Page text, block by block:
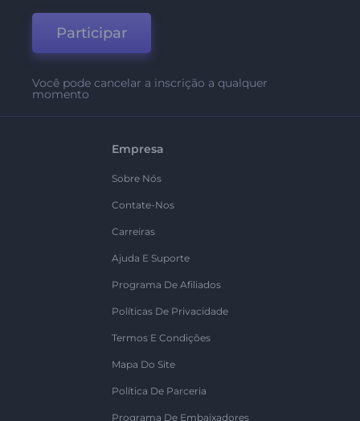
Participar
Você pode cancelar a inscrição a qualquer
momento
Empresa
Sobre Nós
Contate-Nos
Carreiras
Ajuda E Suporte
Programa De Afiliados
Políticas De Privacidade
Termos E Condições
Mapa Do Site
Política De Parceria
Programa De Embaixadores